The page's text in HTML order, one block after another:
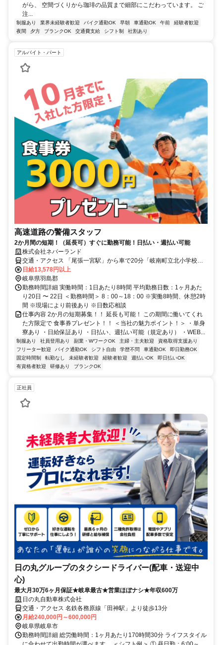
がら、 空間づくりから珈琲の品質まで細部にこだわっています。 ご
注...
制服あり 業界未経験者歓迎 バイク通勤OK 早朝 車通勤OK 午前
経験者歓迎
夜間
夕方 ブランクOK 交通費支給 シフト制 社割あり
アルバイト・パート
高速道路の警備スタッフ
2か月間の短期！（延長可）すぐに勤務可能！日払い・週払い可能
株式会社ネバーランド
交通・アクセス 「尾張一宮駅」から車で20分「岐南町立北小学校」
から車でスグ ※車OK
日給13,578円以上
岐阜県羽島郡
勤務時間詳細 実働時間：1日あたり8時間 平均勤務日数：1ヶ月あた
り20日 〜 22日 ＜勤務時間＞ 8：00～18：00 ※実働8時間、休憩2時
間 ※現場により前後あり ※日数応相談
仕事内容 2か月の短期募集！！ 延長も可能！ この期間に働いてくれ
た方限定で 食事券プレゼント！！ ＜当社の魅力ポイント！＞ ・単身
寮あり ・日給保証あり ・日払い、週払い可能（規定あり） ・WEB...
制服あり 社員登用あり 副業・WワークOK 主婦・主夫歓迎
資格取得支援あり
フリーター歓迎
バイク通勤OK シフト自由 学歴不問 車通勤OK
即日勤務OK
固定時間制
転勤なし 未経験者歓迎 経験者歓迎 週払いOK
即日払いOK
有資格者歓迎
研修あり ブランクOK
正社員
日の丸グループのタクシードライバー(配車・送迎中
心)
最大月30万6ヶ月保証★岐阜最古★営業ほぼナシ★年収600万
日の丸自動車株式会社
交通・アクセス 名鉄各務原線「田神駅」より徒歩13分
月給240,000円～600,000円
岐阜県岐阜市
勤務時間詳細 総労働時間：1ヶ月あたり170時間30分 ライフスタイル